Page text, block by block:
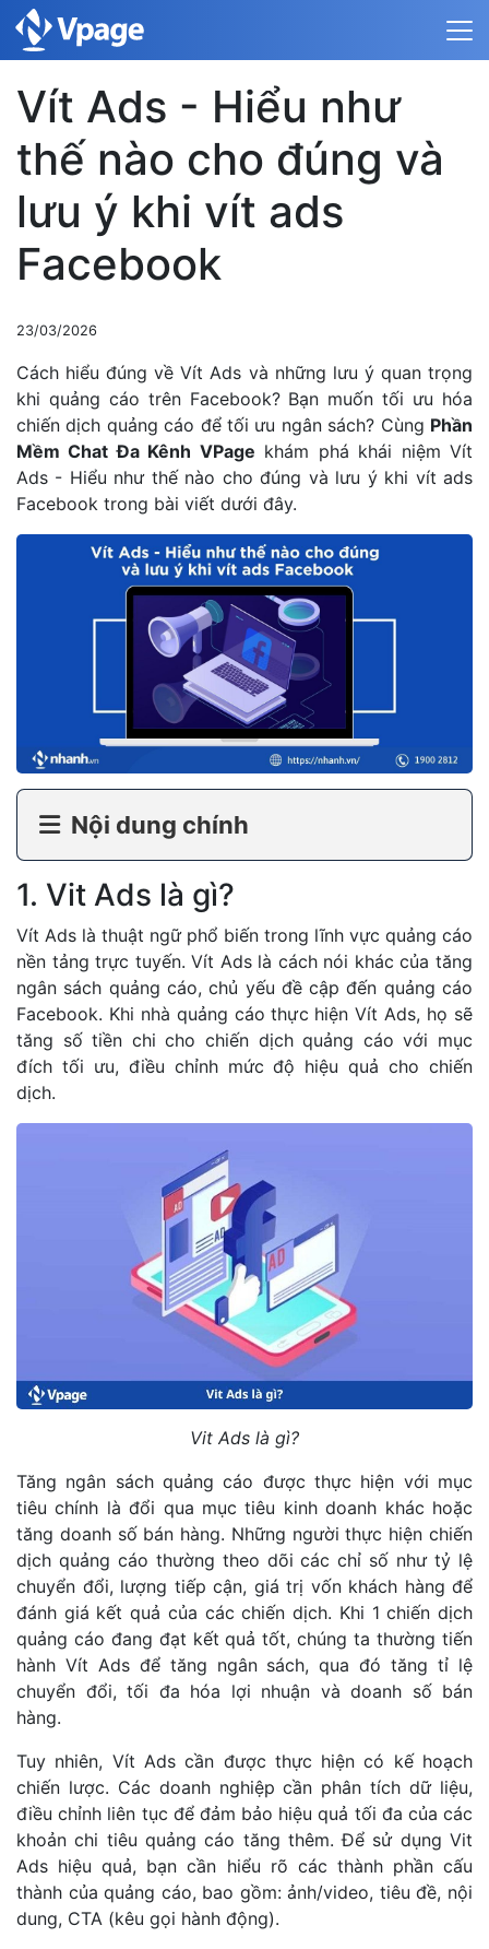
Vít Ads - Hiểu như
thế nào cho đúng và
lưu ý khi vít ads
Facebook
23/03/2026
Cách hiểu đúng về Vít Ads và những lưu ý quan trọng
khi quảng cáo trên Facebook? Bạn muốn tối ưu hóa
chiến dịch quảng cáo để tối ưu ngân sách? Cùng Phần
Mềm Chat Đa Kênh VPage khám phá khái niệm Vít
Ads - Hiểu như thế nào cho đúng và lưu ý khi vít ads
Facebook trong bài viết dưới đây.
Nội dung chính
1. Vit Ads là gì?
Vít Ads là thuật ngữ phổ biến trong lĩnh vực quảng cáo
nền tảng trực tuyến. Vít Ads là cách nói khác của tăng
ngân sách quảng cáo, chủ yếu đề cập đến quảng cáo
Facebook. Khi nhà quảng cáo thực hiện Vít Ads, họ sẽ
tăng số tiền chi cho chiến dịch quảng cáo với mục
đích tối ưu, điều chỉnh mức độ hiệu quả cho chiến
dịch.
Vit Ads là gì?
Tăng ngân sách quảng cáo được thực hiện với mục
tiêu chính là đổi qua mục tiêu kinh doanh khác hoặc
tăng doanh số bán hàng. Những người thực hiện chiến
dịch quảng cáo thường theo dõi các chỉ số như tỷ lệ
chuyển đổi, lượng tiếp cận, giá trị vốn khách hàng để
đánh giá kết quả của các chiến dịch. Khi 1 chiến dịch
quảng cáo đang đạt kết quả tốt, chúng ta thường tiến
hành Vít Ads để tăng ngân sách, qua đó tăng tỉ lệ
chuyển đổi, tối đa hóa lợi nhuận và doanh số bán
hàng.
Tuy nhiên, Vít Ads cần được thực hiện có kế hoạch
chiến lược. Các doanh nghiệp cần phân tích dữ liệu,
điều chỉnh liên tục để đảm bảo hiệu quả tối đa của các
khoản chi tiêu quảng cáo tăng thêm. Để sử dụng Vit
Ads hiệu quả, bạn cần hiểu rõ các thành phần cấu
thành của quảng cáo, bao gồm: ảnh/video, tiêu đề, nội
dung, CTA (kêu gọi hành động).